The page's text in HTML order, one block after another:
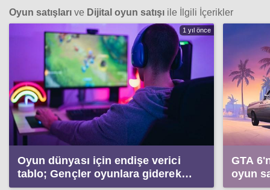
Oyun satışları ve Dijital oyun satışı ile İlgili İçerikler
1 yıl önce
Oyun dünyası için endişe verici
tablo; Gençler oyunlara giderek
daha az para harcıyor
GTA
oyun